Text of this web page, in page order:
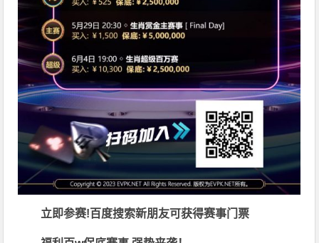
立即参赛!百度搜索新朋友可获得赛事门票